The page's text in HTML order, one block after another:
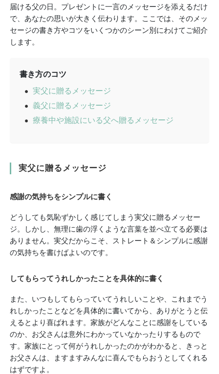
届ける父の日。プレゼントに一言のメッセージを添えるだけ
で、あなたの思いが大きく伝わります。ここでは、そのメッ
セージの書き方やコツをいくつかのシーン別にわけてご紹介
します。
書き方のコツ
実父に贈るメッセージ
義父に贈るメッセージ
療養中や施設にいる父へ贈るメッセージ
実父に贈るメッセージ
感謝の気持ちをシンプルに書く
どうしても気恥ずかしく感じてしまう実父に贈るメッセー
ジ。しかし、無理に歯の浮くような言葉を並べ立てる必要は
ありません。実父だからこそ、ストレート＆シンプルに感謝
の気持ちを書けばよいのです。
してもらってうれしかったことを具体的に書く
また、いつもしてもらっていてうれしいことや、これまでう
れしかったことなどを具体的に書いてから、ありがとうと伝
えるとより喜ばれます。家族がどんなことに感謝をしている
のか、お父さんは意外にわかっていなかったりするもので
す。家族にとって何がうれしかったのかがわかると、きっと
お父さんは、ますますみんなに喜んでもらおうとしてくれる
はずですよ。